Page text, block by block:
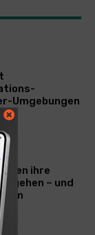
Umgebungen
ihre
– und